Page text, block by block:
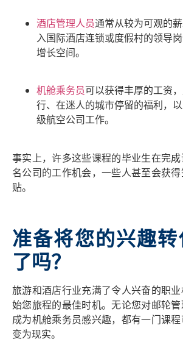
酒店管理人员通常从较为可观的
入国际酒店连锁或度假村的领导
增长空间。
机舱乘务员可以获得丰厚的工资
行、在迷人的城市停留的福利，
级航空公司工作。
事实上，许多这些课程的毕业生在完
名公司的工作机会，一些人甚至会获
贴。
准备将您的兴趣
了吗？
旅游和酒店行业充满了令人兴奋的职
始您旅程的最佳时机。无论您对邮轮
成为机舱乘务员感兴趣，都有一门课
变为现实。